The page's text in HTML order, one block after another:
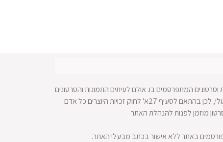
המתפרסמים בו. אולם לעיתים התמונות והסרטונים
מופצים ברחבי הרשת ולא מתאפשרת הגעה למקור החומר הויזאולי, לכן בהתאם לסעיף 27א' לחוק זכויות היוצרים כל אדם
מוזמן לפנות להנהלת האתר
באתר ללא אישור בכתב מבעלי האתר.